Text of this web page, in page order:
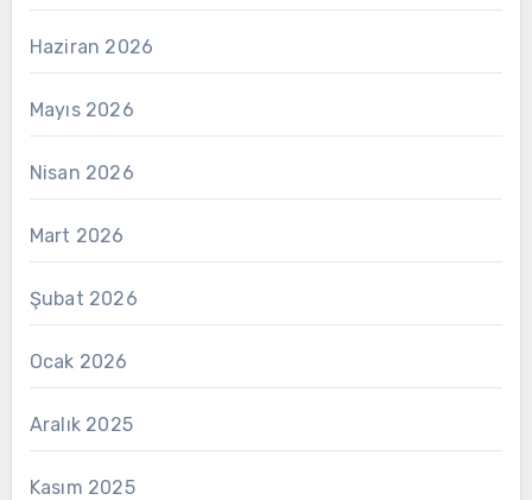
Haziran 2026
Mayıs 2026
Nisan 2026
Mart 2026
Şubat 2026
Ocak 2026
Aralık 2025
Kasım 2025